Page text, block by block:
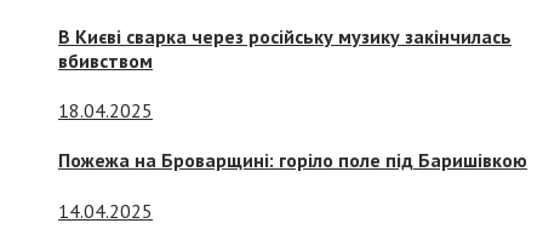
В Києві сварка через російську музику закінчилась
вбивством
18.04.2025
Пожежа на Броварщині: горіло поле під Баришівкою
14.04.2025